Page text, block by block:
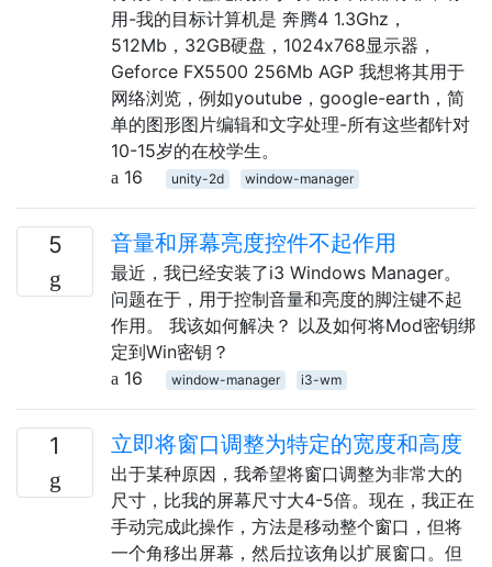
用-我的目标计算机是 奔腾4 1.3Ghz，
512Mb，32GB硬盘，1024x768显示器，
Geforce FX5500 256Mb AGP 我想将其用于
网络浏览，例如youtube，google-earth，简
单的图形图片编辑和文字处理-所有这些都针对
10-15岁的在校学生。
16
unity-2d window-manager
5 音量和屏幕亮度控件不起作用
最近，我已经安装了i3 Windows Manager。
问题在于，用于控制音量和亮度的脚注键不起
作用。 我该如何解决？ 以及如何将Mod密钥绑
定到Win密钥？
16
window-manager i3-wm
1 立即将窗口调整为特定的宽度和高度
出于某种原因，我希望将窗口调整为非常大的
尺寸，比我的屏幕尺寸大4-5倍。现在，我正在
手动完成此操作，方法是移动整个窗口，但将
一个角移出屏幕，然后拉该角以扩展窗口。但